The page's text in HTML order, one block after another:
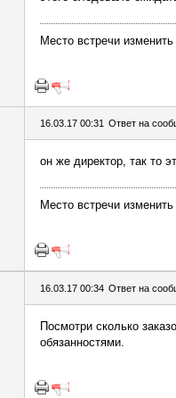
Место встречи
16.03.17 00:31 Ответ на
он же директор, так то
Место встречи
16.03.17 00:34 Ответ на
Посмотри сколько
обязанностями.